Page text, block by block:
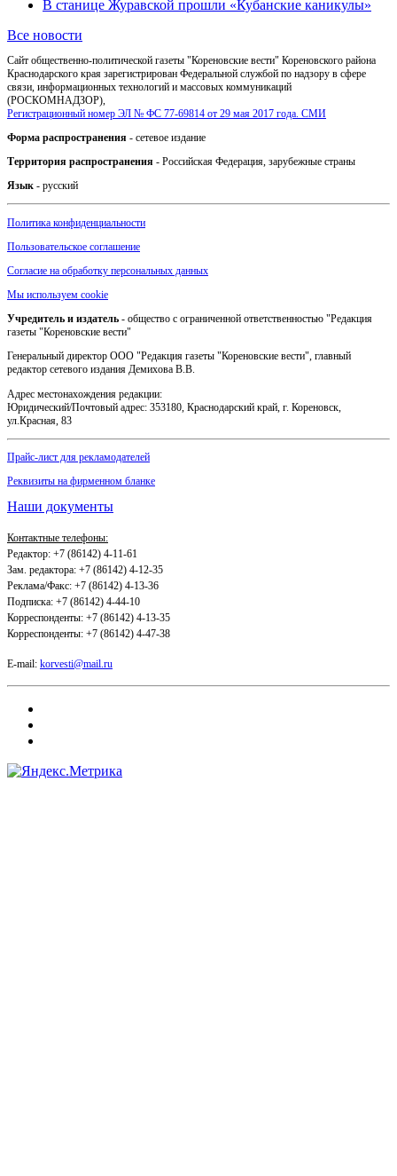
В станице Журавской прошли «Кубанские каникулы»
Все новости
Сайт общественно-политической газеты "Кореновские вести" Кореновского района
Краснодарского края зарегистрирован Федеральной службой по надзору в сфере
связи, информационных технологий и массовых коммуникаций
(РОСКОМНАДЗОР),
Регистрационный номер ЭЛ № ФС 77-69814 от 29 мая 2017 года. СМИ
Форма распространения - сетевое издание
Территория распространения - Российская Федерация, зарубежные страны
Язык - русский
Политика конфиденциальности
Пользовательское соглашение
Согласие на обработку персональных данных
Мы используем cookie
Учредитель и издатель - общество с ограниченной ответственностью "Редакция
газеты "Кореновские вести"
Генеральный директор ООО "Редакция газеты "Кореновские вести", главный
редактор сетевого издания Демихова В.В.
Адрес местонахождения редакции:
Юридический/Почтовый адрес: 353180, Краснодарский край, г. Кореновск,
ул.Красная, 83
Прайс-лист для рекламодателей
Реквизиты на фирменном бланке
Наши документы
Контактные телефоны:
Редактор: +7 (86142) 4-11-61
Зам. редактора: +7 (86142) 4-12-35
Реклама/Факс: +7 (86142) 4-13-36
Подписка: +7 (86142) 4-44-10
Корреспонденты: +7 (86142) 4-13-35
Корреспонденты: +7 (86142) 4-47-38
E-mail: korvesti@mail.ru